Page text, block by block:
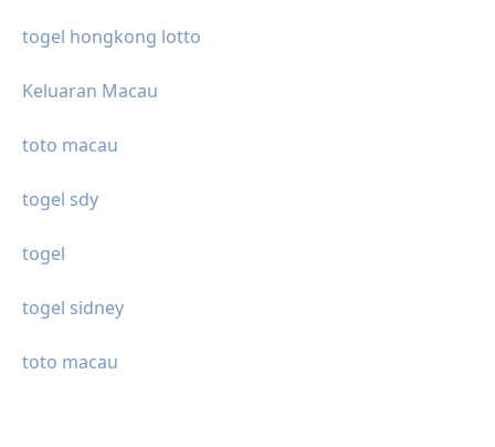
togel hongkong lotto
Keluaran Macau
toto macau
togel sdy
togel
togel sidney
toto macau